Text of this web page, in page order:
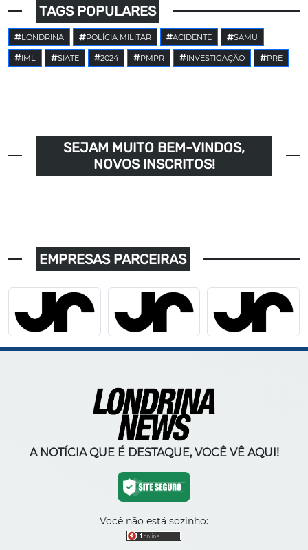
TAGS POPULARES
LONDRINA POLÍCIA MILITAR ACIDENTE SAMU
IML SIATE 2024 PMPR INVESTIGAÇÃO PRE
SEJAM MUITO BEM-VINDOS,
NOVOS INSCRITOS!
EMPRESAS PARCEIRAS
A NOTÍCIA QUE É DESTAQUE, VOCÊ VÊ AQUI!
Você não está sozinho: